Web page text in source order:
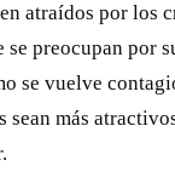
atraídos por los
se preocupan por
se vuelve
sean más